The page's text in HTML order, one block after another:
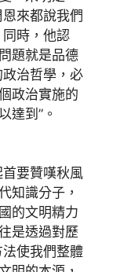
來都說我們
同時，他認
題就是品德
治哲學，必
政治實施的
達到”。
要贊嘆秋風
知識分子，
的文明精力
是透過對歷
使我們整體